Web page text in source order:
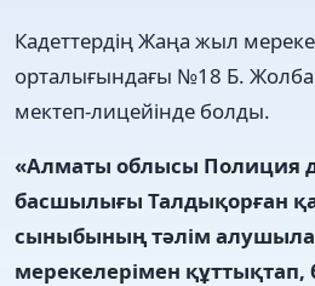
Кадеттердің Жаңа жыл
орталығындағы №18 Б.
мектеп-лицейінде болды.
«Алматы облысы Полиция
басшылығы Талдықорған
сыныбының тәлім
мерекелерімен құттықтап,